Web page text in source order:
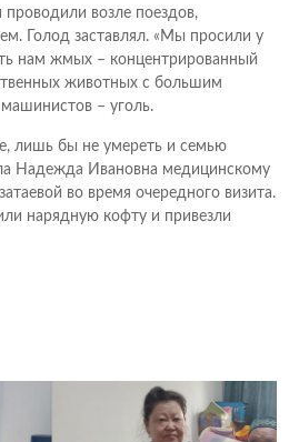
возле поездов,
Голод заставлял. «Мы просили у
нам жмых – концентрированный
животных с большим
– уголь.
лишь бы не умереть и семью
Надежда Ивановна медицинскому
во время очередного визита.
нарядную кофту и привезли